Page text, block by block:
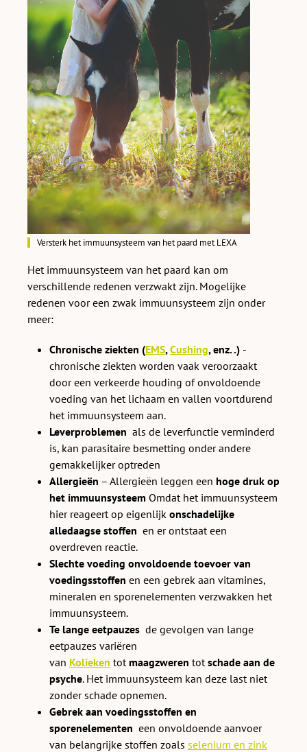
Versterk het immuunsysteem van het paard met LEXA
Het immuunsysteem van het paard kan om
verschillende redenen verzwakt zijn. Mogelijke
redenen voor een zwak immuunsysteem zijn onder
meer:
Chronische ziekten (EMS,Cushing, enz. .) -
chronische ziekten worden vaak veroorzaakt
door een verkeerde houding of onvoldoende
voeding van het lichaam en vallen voortdurend
het immuunsysteem aan.
Leverproblemen als de leverfunctie verminderd
is, kan parasitaire besmetting onder andere
gemakkelijker optreden
Allergieën – Allergieën leggen een hoge druk op
het immuunsysteem Omdat het immuunsysteem
hier reageert op eigenlijk onschadelijke
alledaagse stoffen en er ontstaat een
overdreven reactie.
Slechte voeding onvoldoende toevoer van
voedingsstoffen en een gebrek aan vitamines,
mineralen en sporenelementen verzwakken het
immuunsysteem.
Te lange eetpauzes de gevolgen van lange
eetpauzes variëren
van Kolieken tot maagzweren tot schade aan de
psyche. Het immuunsysteem kan deze last niet
zonder schade opnemen.
Gebrek aan voedingsstoffen en
sporenelementen een onvoldoende aanvoer
van belangrijke stoffen zoals selenium en zink